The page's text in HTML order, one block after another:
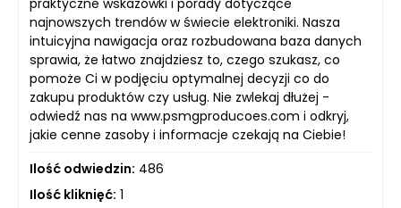
praktyczne wskazówki i porady dotyczące
najnowszych trendów w świecie elektroniki. Nasza
intuicyjna nawigacja oraz rozbudowana baza danych
sprawia, że łatwo znajdziesz to, czego szukasz, co
pomoże Ci w podjęciu optymalnej decyzji co do
zakupu produktów czy usług. Nie zwlekaj dłużej -
odwiedź nas na www.psmgproducoes.com i odkryj,
jakie cenne zasoby i informacje czekają na Ciebie!
Ilość odwiedzin: 486
Ilość kliknięć: 1